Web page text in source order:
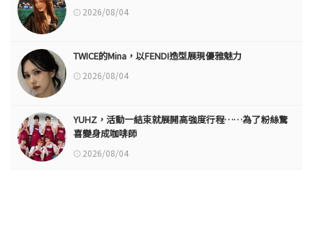
2026/08/04
TWICE的Mina，以FENDI造型展現優雅魅力
2026/08/04
YUHZ，活動一結束就展開高強度行程……為了粉絲驚
喜變身成咖啡師
2026/08/04